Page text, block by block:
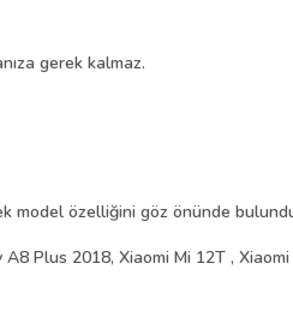
gerek kalmaz.
model özelliğini göz önünde
Plus 2018, Xiaomi Mi 12T ,